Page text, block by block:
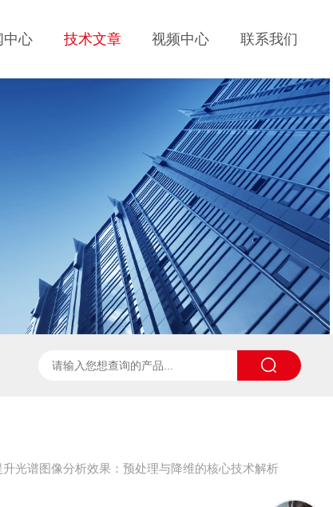
中心 技术文章 视频中心 联系我们
太阳光诱导叶绿素荧光测试系统 SpecVIEW高光谱
升光谱图像分析效果：预处理与降维的核心技术解析